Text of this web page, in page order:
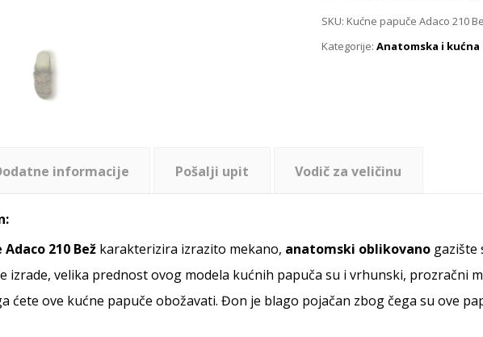
SKU: Kućne papuče Adaco 210
Kategorije: Anatomska i kućna
informacije Pošalji upit Vodič za veličinu
210 Bež karakterizira izrazito mekano, anatomski oblikovanogazište
izrade, velika prednost ovog modela kućnih papuča su i vrhunski, prozračni
ćete ove kućne papuče obožavati. Đon je blago pojačan zbog čega su ove